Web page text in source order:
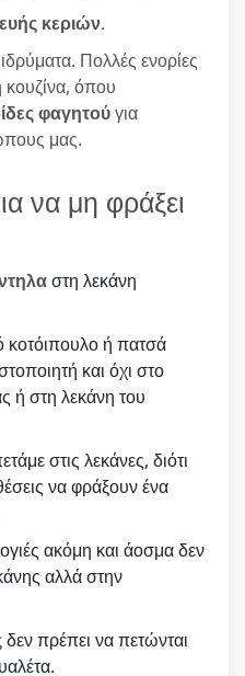
κεριών.
Πολλές ενορίες
κουζίνα, όπου
φαγητούγια
μας.
να μη φράξει
στη λεκάνη
κοτόιπουλο ή πατσά
και όχι στο
ή στη λεκάνη του
στις λεκάνες, διότι
να φράξουν ένα
ακόμη και άοσμα δεν
αλλά στην
δεν πρέπει να πετώνται